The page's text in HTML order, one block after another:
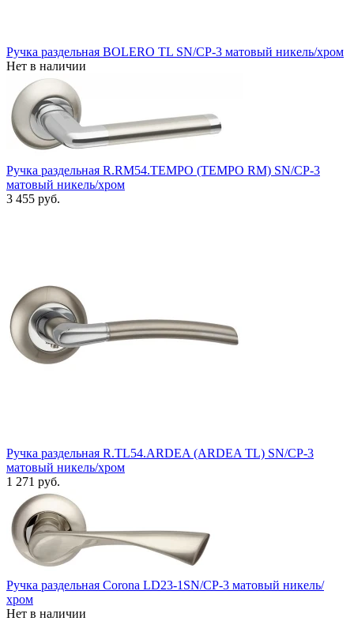
Ручка раздельная BOLERO TL SN/CP-3 матовый никель/хром
Нет в наличии
Ручка раздельная R.RM54.TEMPO (TEMPO RM) SN/CP-3
матовый никель/хром
3 455 руб.
Ручка раздельная R.TL54.ARDEA (ARDEA TL) SN/CP-3
матовый никель/хром
1 271 руб.
Ручка раздельная Corona LD23-1SN/CP-3 матовый никель/
хром
Нет в наличии